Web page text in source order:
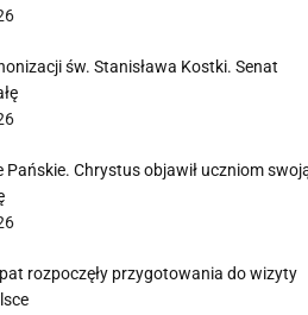
św. Stanisława Kostki. Senat
Pańskie. Chrystus objawił uczniom
rozpoczęły przygotowania do wizyty